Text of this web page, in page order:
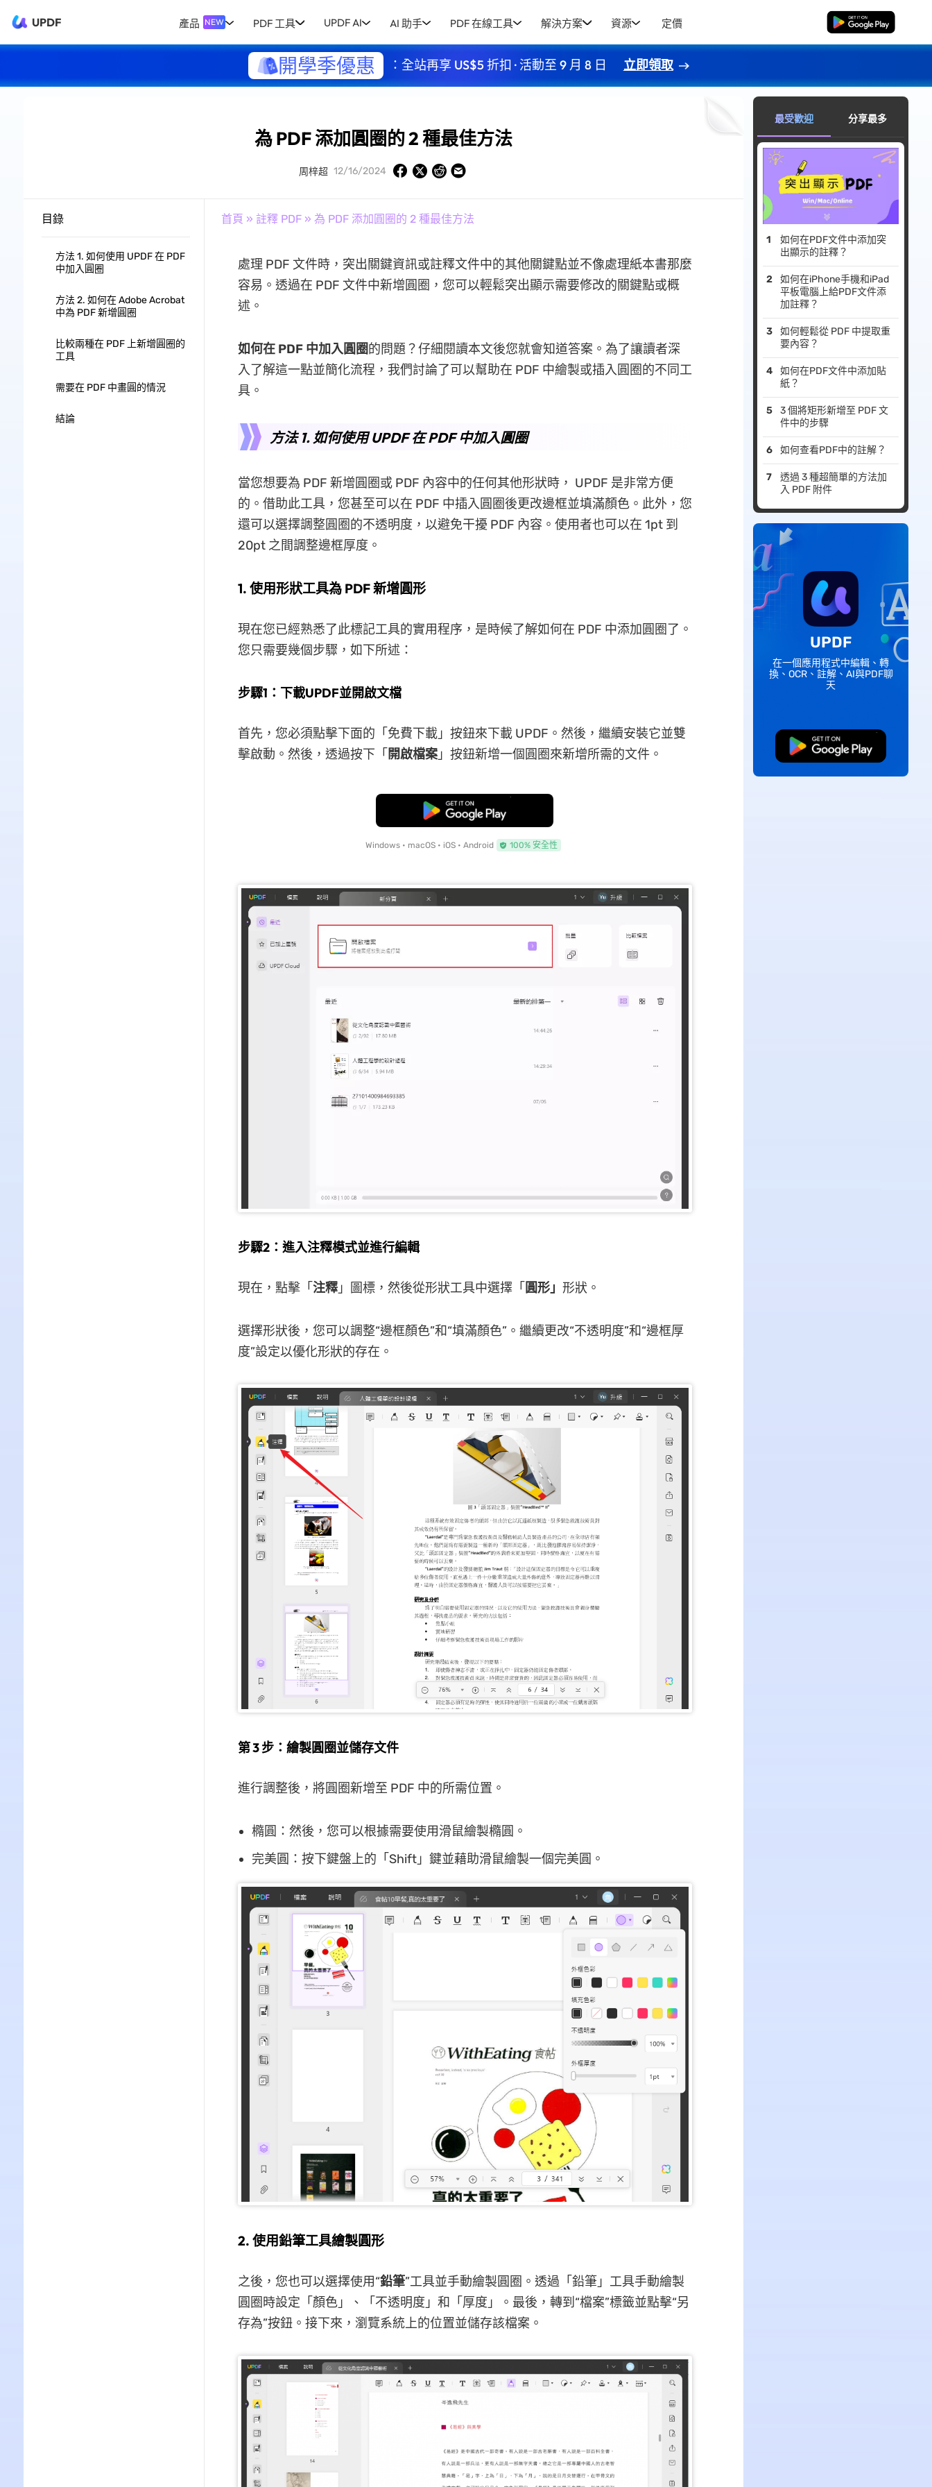
UPDF 產品 NEW PDF 工具 UPDF AI AI 助手 PDF 在線工具 解決方案 資源 定價 免費下載
開學季優惠 ：全站再享 US$5 折扣 · 活動至 9 月 8 日 立即領取
為 PDF 添加圓圈的 2 種最佳方法
周梓超 12/16/2024
目錄
方法 1. 如何使用 UPDF 在 PDF
中加入圓圈
方法 2. 如何在 Adob​​e Acrobat
中為 PDF 新增圓圈
比較兩種在 PDF 上新增圓圈的
工具
需要在 PDF 中畫圓的情況
結論
首頁 » 註釋 PDF» 為 PDF 添加圓圈的 2 種最佳方法
處理 PDF 文件時，突出關鍵資訊或註釋文件中的其他關鍵點並不像處理紙本書那麼
容易。透過在 PDF 文件中新增圓圈，您可以輕鬆突出顯示需要修改的關鍵點或概
述。
如何在 PDF 中加入圓圈的問題？仔細閱讀本文後您就會知道答案。為了讓讀者深
入了解這一點並簡化流程，我們討論了可以幫助在 PDF 中繪製或插入圓圈的不同工
具。
方法 1. 如何使用 UPDF 在 PDF 中加入圓圈
當您想要為 PDF 新增圓圈或 PDF 內容中的任何其他形狀時， UPDF 是非常方便
的。借助此工具，您甚至可以在 PDF 中插入圓圈後更改邊框並填滿顏色。此外，您
還可以選擇調整圓圈的不透明度，以避免干擾 PDF 內容。使用者也可以在 1pt 到
20pt 之間調整邊框厚度。
1. 使用形狀工具為 PDF 新增圓形
現在您已經熟悉了此標記工具的實用程序，是時候了解如何在 PDF 中添加圓圈了。
您只需要幾個步驟，如下所述：
步驟1：下載UPDF並開啟文檔
首先，您必須點擊下面的「免費下載」按鈕來下載 UPDF。然後，繼續安裝它並雙
擊啟動。然後，透過按下「 開啟檔案」按鈕新增一個圓圈來新增所需的文件。
免費下載
Windows • macOS • iOS • Android 100% 安全性
步驟2：進入注釋模式並進行編輯
現在，點擊「 注釋」圖標，然後從形狀工具中選擇「 圓形」 形狀。
選擇形狀後，您可以調整“邊框顏色”和“填滿顏色”。繼續更改“不透明度”和“邊框厚
度”設定以優化形狀的存在。
第 3 步：繪製圓圈並儲存文件
進行調整後，將圓圈新增至 PDF 中的所需位置。
橢圓：然後，您可以根據需要使用滑鼠繪製橢圓。
完美圓：按下鍵盤上的「Shift」鍵並藉助滑鼠繪製一個完美圓。
2. 使用鉛筆工具繪製圓形
之後，您也可以選擇使用“鉛筆”工具並手動繪製圓圈。透過「鉛筆」工具手動繪製
圓圈時設定「顏色」、「不透明度」和「厚度」。最後，轉到“檔案”標籤並點擊“另
存為”按鈕。接下來，瀏覽系統上的位置並儲存該檔案。
最受歡迎 分享最多
如何在PDF文件中添加突
出顯示的註釋？
如何在iPhone手機和iPad
平板電腦上給PDF文件添
加註釋？
如何輕鬆從 PDF 中提取重
要內容？
如何在PDF文件中添加貼
紙？
3 個將矩形新增至 PDF 文
件中的步驟
如何查看PDF中的註解？
透過 3 種超簡單的方法加
入 PDF 附件
UPDF
在一個應用程式中編輯、轉
換、OCR、註解、AI與PDF聊
天
免費下載